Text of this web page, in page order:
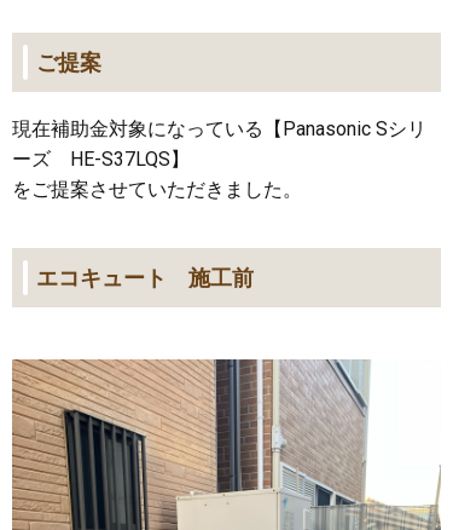
ご提案
現在補助金対象になっている【Panasonic Sシリ
ーズ HE-S37LQS】
をご提案させていただきました。
エコキュート 施工前